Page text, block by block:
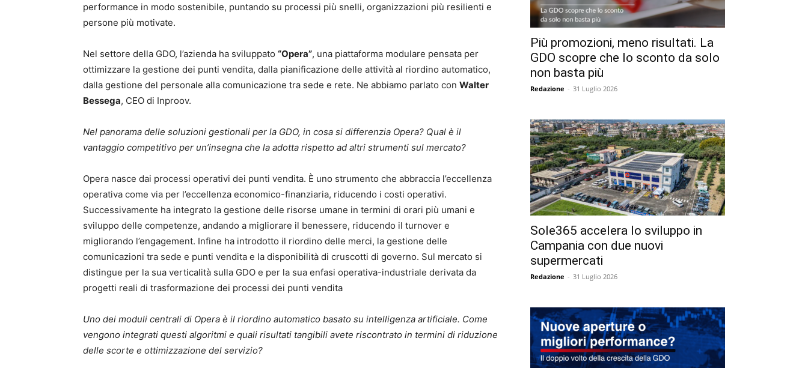
performance in modo sostenibile, puntando su processi più snelli, organizzazioni più resilienti e
persone più motivate.
Nel settore della GDO, l’azienda ha sviluppato “Opera”, una piattaforma modulare pensata per
ottimizzare la gestione dei punti vendita, dalla pianificazione delle attività al riordino automatico,
dalla gestione del personale alla comunicazione tra sede e rete. Ne abbiamo parlato con Walter
Bessega, CEO di Inproov.
Nel panorama delle soluzioni gestionali per la GDO, in cosa si differenzia Opera? Qual è il
vantaggio competitivo per un’insegna che la adotta rispetto ad altri strumenti sul mercato?
Opera nasce dai processi operativi dei punti vendita. È uno strumento che abbraccia l’eccellenza
operativa come via per l’eccellenza economico-finanziaria, riducendo i costi operativi.
Successivamente ha integrato la gestione delle risorse umane in termini di orari più umani e
sviluppo delle competenze, andando a migliorare il benessere, riducendo il turnover e
migliorando l’engagement. Infine ha introdotto il riordino delle merci, la gestione delle
comunicazioni tra sede e punti vendita e la disponibilità di cruscotti di governo. Sul mercato si
distingue per la sua verticalità sulla GDO e per la sua enfasi operativa-industriale derivata da
progetti reali di trasformazione dei processi dei punti vendita
Uno dei moduli centrali di Opera è il riordino automatico basato su intelligenza artificiale. Come
vengono integrati questi algoritmi e quali risultati tangibili avete riscontrato in termini di riduzione
delle scorte e ottimizzazione del servizio?
Più promozioni, meno risultati. La
GDO scopre che lo sconto da solo
non basta più
Redazione - 31 Luglio 2026
Sole365 accelera lo sviluppo in
Campania con due nuovi
supermercati
Redazione - 31 Luglio 2026